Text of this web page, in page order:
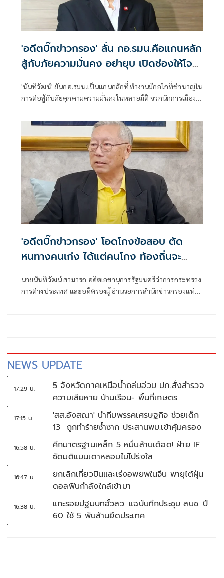
'อดีตบิ๊กข่าวกรอง' ลั่น กอ.รมน.คือแกนหลัก
สู้กับภัยความมั่นคง อย่ายุบ เปิดช่องให้โจร
'นันทิวัฒน์' ยันกอ.​รมน.เป็นแกนกลักที่ทำงานมีกลไกที่ชำนาญใน
การต่อสู้กับภัยคุกคามความมั่นคงในหลายมิติ จวกนักการเมือง
อย่ายุบ​กอ.รมน.เด็ดขาด​ จะเปิดช่องให้โจรแบ่งแยกดิน
แดน3จว.ภาคใต้ได้เปรียบ
'อดีตบิ๊กข่าวกรอง' โอดโกงข้อสอบ ตัด
หนทางคนเก่ง ได้แต่คนโกง ท้องถิ่นจะ
นายนันทิวัฒน์ สามารถ อดีตเลขานุการรัฐมนตรีว่าการกระทรวง
การต่างประเทศ และอดีตรองผู้อำนวยการสำนักข่าวกรองแห่ง
NEWS UPDATE
17:29 น.
5 จังหวัดภาคเหนือน้ำถล่มอ่วม ปภ.สั่งสำรวจ
ความเสียหาย บ้านเรือน- พื้นที่เกษตร
17:15 น.
'สส.อังสณา' นำทีมพรรคเศรษฐกิจ ช่วยเด็ก
13 ถูกทำร้ายซ้ำซาก ประสานพม.เข้าคุ้มครอง
16:58 น.
ศึกมาตรฐานเหล็ก 5 หมื่นล้านเดือด! ฝ่าย IF
ซัดมติแบนเตาหลอมไม่โปร่งใส
16:47 น.
ยกเลิกเที่ยวบินและเร่งอพยพในจีน พายุไต้ฝุ่น
ดอลฟินกำลังใกล้เข้ามา
16:38 น.
แกะรอยปฐมบทฮั้วสว. แฉบันทึกประชุม สนช. ปี
60 ใช้ 5 พันล้านยึดประเทศ